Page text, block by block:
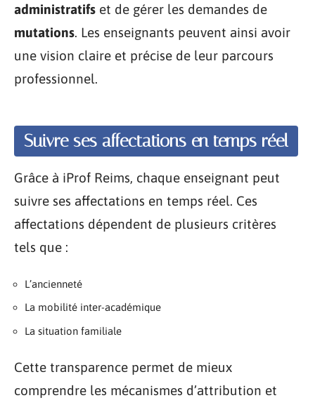
administratifs et de gérer les demandes de
mutations. Les enseignants peuvent ainsi avoir
une vision claire et précise de leur parcours
professionnel.
Suivre ses affectations en temps réel
Grâce à iProf Reims, chaque enseignant peut
suivre ses affectations en temps réel. Ces
affectations dépendent de plusieurs critères
tels que :
L’ancienneté
La mobilité inter-académique
La situation familiale
Cette transparence permet de mieux
comprendre les mécanismes d’attribution et